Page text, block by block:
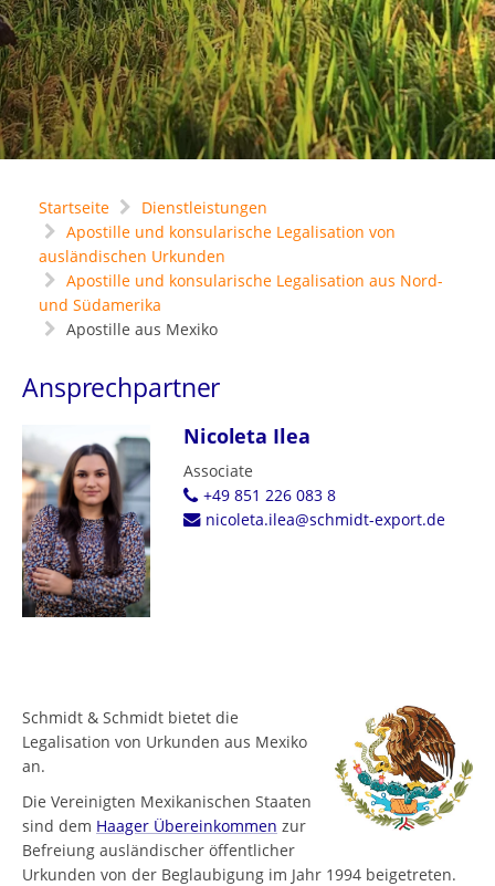
Startseite
Dienstleistungen
Apostille und konsularische Legalisation von
ausländischen Urkunden
Apostille und konsularische Legalisation aus Nord-
und Südamerika
Apostille aus Mexiko
Ansprechpartner
Nicoleta Ilea
Associate
+49 851 226 083 8
nicoleta.ilea@schmidt-export.de
Schmidt & Schmidt bietet die
Legalisation von Urkunden aus Mexiko
an.
Die Vereinigten Mexikanischen Staaten
sind dem Haager Übereinkommen zur
Befreiung ausländischer öffentlicher
Urkunden von der Beglaubigung im Jahr 1994 beigetreten.